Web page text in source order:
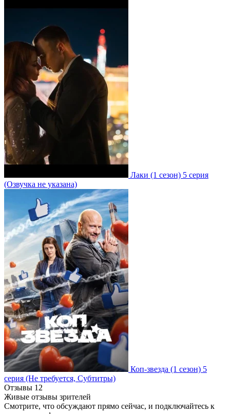
Лаки (1 сезон) 5 серия
(Озвучка не указана)
Коп-звезда (1 сезон) 5
серия (Не требуется, Субтитры)
Отзывы 12
Живые отзывы зрителей
Смотрите, что обсуждают прямо сейчас, и подключайтесь к